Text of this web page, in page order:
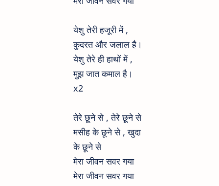
येशु तेरी हजूरी में ,
कुदरत और जलाल है।
येशु तेरे ही हाथों में ,
मुझ जात कमाल है।
x2
तेरे छूने से , तेरे छूने से
मसीह के छूने से , खुदा
के छूने से
मेरा जीवन सवर गया
मेरा जीवन सवर गया